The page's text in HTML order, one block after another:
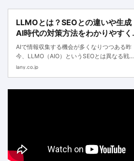
LLMOとは？SEOとの違いや生成
AI時代の対策方法をわかりやすく
解説
AIで情報収集する機会が多くなりつつある昨
今、LLMO（AIO）というSEOとは異なる戦略
が注目されています。本記事では、LLMOの基
lany.co.jp